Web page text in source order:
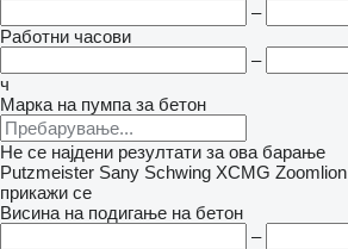
–
Работни часови
–
ч
Марка на пумпа за бетон
Не се најдени резултати за ова барање
Putzmeister Sany Schwing XCMG Zoomlion
прикажи се
Висина на подигање на бетон
–